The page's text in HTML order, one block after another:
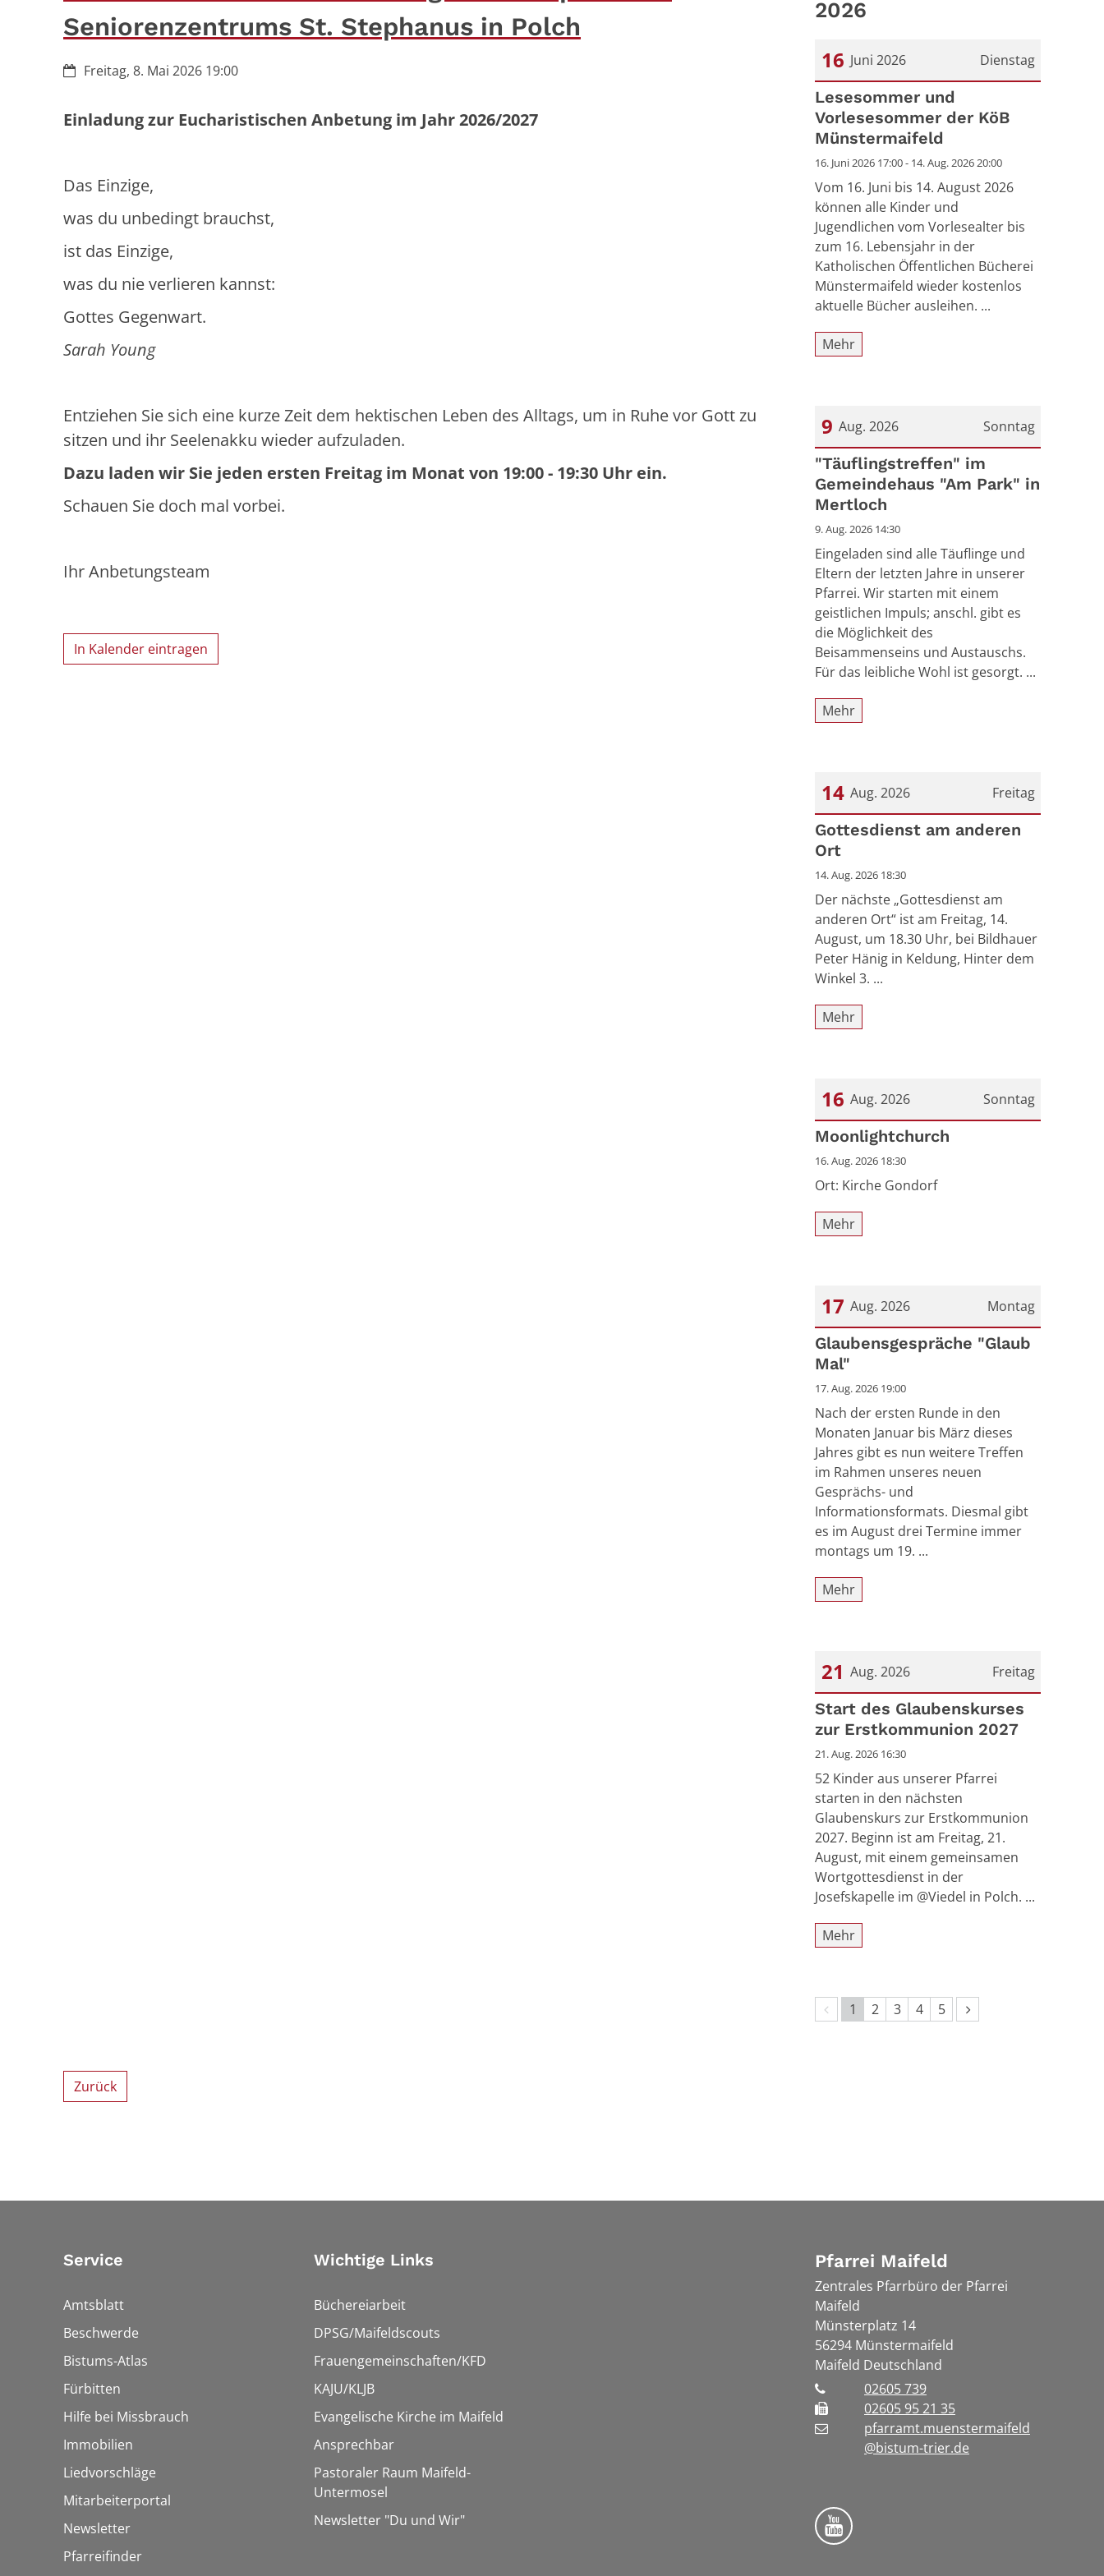
Seniorenzentrums St. Stephanus in Polch
Datum:Freitag, 8. Mai 2026 19:00
Einladung zur Eucharistischen Anbetung im Jahr 2026/2027
Das Einzige,
was du unbedingt brauchst,
ist das Einzige,
was du nie verlieren kannst:
Gottes Gegenwart.
Sarah Young
Entziehen Sie sich eine kurze Zeit dem hektischen Leben des Alltags, um in Ruhe vor Gott zu
sitzen und ihr Seelenakku wieder aufzuladen.
Dazu laden wir Sie jeden ersten Freitag im Monat von 19:00 - 19:30 Uhr ein.
Schauen Sie doch mal vorbei.
Ihr Anbetungsteam
In Kalender eintragen
2026
Dienstag
16 Juni 2026
Datum: 16. Juni 2026
Lesesommer und
Vorlesesommer der KöB
Münstermaifeld
16. Juni 2026 17:00 - 14. Aug. 2026 20:00
Vom 16. Juni bis 14. August 2026
können alle Kinder und
Jugendlichen vom Vorlesealter bis
zum 16. Lebensjahr in der
Katholischen Öffentlichen Bücherei
Münstermaifeld wieder kostenlos
aktuelle Bücher ausleihen. ...
Mehr
Sonntag
9 Aug. 2026
Datum: 9. August 2026
"Täuflingstreffen" im
Gemeindehaus "Am Park" in
Mertloch
9. Aug. 2026 14:30
Eingeladen sind alle Täuflinge und
Eltern der letzten Jahre in unserer
Pfarrei. Wir starten mit einem
geistlichen Impuls; anschl. gibt es
die Möglichkeit des
Beisammenseins und Austauschs.
Für das leibliche Wohl ist gesorgt. ...
Mehr
Freitag
14 Aug. 2026
Datum: 14. August 2026
Gottesdienst am anderen
Ort
14. Aug. 2026 18:30
Der nächste „Gottesdienst am
anderen Ort“ ist am Freitag, 14.
August, um 18.30 Uhr, bei Bildhauer
Peter Hänig in Keldung, Hinter dem
Winkel 3. ...
Mehr
Sonntag
16 Aug. 2026
Datum: 16. August 2026
Moonlightchurch
16. Aug. 2026 18:30
Ort: Kirche Gondorf
Mehr
Montag
17 Aug. 2026
Datum: 17. August 2026
Glaubensgespräche "Glaub
Mal"
17. Aug. 2026 19:00
Nach der ersten Runde in den
Monaten Januar bis März dieses
Jahres gibt es nun weitere Treffen
im Rahmen unseres neuen
Gesprächs- und
Informationsformats. Diesmal gibt
es im August drei Termine immer
montags um 19. ...
Mehr
Freitag
21 Aug. 2026
Datum: 21. August 2026
Start des Glaubenskurses
zur Erstkommunion 2027
21. Aug. 2026 16:30
52 Kinder aus unserer Pfarrei
starten in den nächsten
Glaubenskurs zur Erstkommunion
2027. Beginn ist am Freitag, 21.
August, mit einem gemeinsamen
Wortgottesdienst in der
Josefskapelle im @Viedel in Polch. ...
Mehr
Vorherige Seite
1 2 3 4 5 Nächste Seite
Zurück
Service
Amtsblatt
Beschwerde
Bistums-Atlas
Fürbitten
Hilfe bei Missbrauch
Immobilien
Liedvorschläge
Mitarbeiterportal
Newsletter
Pfarreifinder
Wichtige Links
Büchereiarbeit
DPSG/Maifeldscouts
Frauengemeinschaften/KFD
KAJU/KLJB
Evangelische Kirche im Maifeld
Ansprechbar
Pastoraler Raum Maifeld-
Untermosel
Newsletter "Du und Wir"
Pfarrei Maifeld
Zentrales Pfarrbüro der Pfarrei
Maifeld
Münsterplatz 14
56294 Münstermaifeld
Maifeld Deutschland
02605 739
02605 95 21 35
pfarramt.muenstermaifeld
@bistum-trier.de
Folge uns auf YouTube